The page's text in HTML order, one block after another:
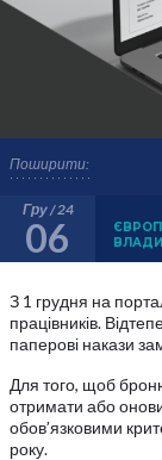
Поширити:
Гру / 24
06
ВЛАДИ
З 1 грудня на
працівників.
паперові накази
Для того, щоб
отримати або
обов’язковими
року.